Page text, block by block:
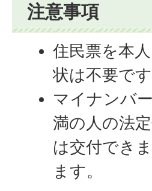
注意事項
住民票を本
状は不要です
マイナンバ
満の人の法
は交付でき
ます。